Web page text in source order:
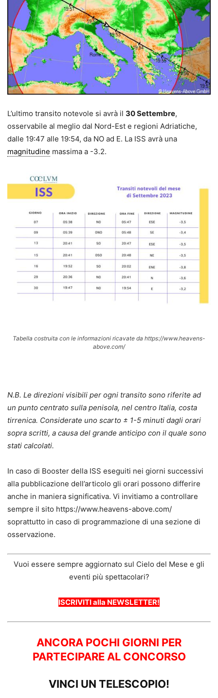
L’ultimo transito notevole si avrà il 30 Settembre,
osservabile al meglio dal Nord-Est e regioni Adriatiche,
dalle 19:47 alle 19:54, da NO ad E. La ISS avrà una
magnitudine massima a -3.2.
Tabella costruita con le informazioni ricavate da https://www.heavens-
above.com/
N.B. Le direzioni visibili per ogni transito sono riferite ad
un punto centrato sulla penisola, nel centro Italia, costa
tirrenica. Considerate uno scarto ± 1-5 minuti dagli orari
sopra scritti, a causa del grande anticipo con il quale sono
stati calcolati.
In caso di Booster della ISS eseguiti nei giorni successivi
alla pubblicazione dell’articolo gli orari possono differire
anche in maniera significativa. Vi invitiamo a controllare
sempre il sito https://www.heavens-above.com/
soprattutto in caso di programmazione di una sezione di
osservazione.
Vuoi essere sempre aggiornato sul Cielo del Mese e gli
eventi più spettacolari?
ISCRIVITI alla NEWSLETTER!
ANCORA POCHI GIORNI PER
PARTECIPARE AL CONCORSO
VINCI UN TELESCOPIO!